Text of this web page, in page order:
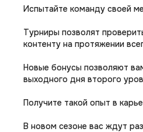
Испытайте команду своей
Турниры позволят
контенту на протяжении
Новые бонусы позволяют
выходного дня второго
Получите такой опыт в
В новом сезоне вас ждут